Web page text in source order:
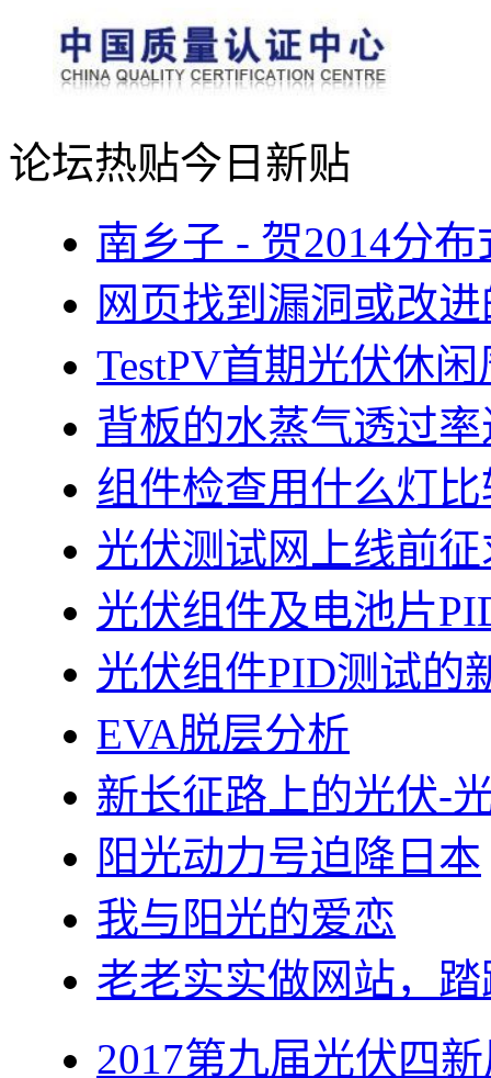
论坛热贴今日新贴
南乡子 - 贺2014分
网页找到漏洞或改
TestPV首期光伏休
背板的水蒸气透过
组件检查用什么灯
光伏测试网上线前
光伏组件及电池片
光伏组件PID测试的
EVA脱层分析
新长征路上的光伏-
阳光动力号迫降日本
我与阳光的爱恋
老老实实做网站，
2017第九届光伏四